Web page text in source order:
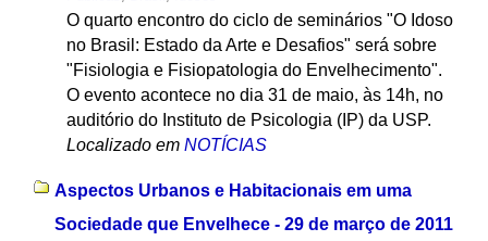
O quarto encontro do ciclo de seminários "O Idoso
no Brasil: Estado da Arte e Desafios" será sobre
"Fisiologia e Fisiopatologia do Envelhecimento".
O evento acontece no dia 31 de maio, às 14h, no
auditório do Instituto de Psicologia (IP) da USP.
Localizado em NOTÍCIAS
Aspectos Urbanos e Habitacionais em uma
Sociedade que Envelhece - 29 de março de 2011